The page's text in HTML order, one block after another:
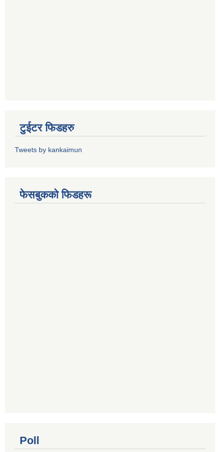
टुईटर फिडहरु
Tweets by kankaimun
फेसबुकको फिडहरू
Poll